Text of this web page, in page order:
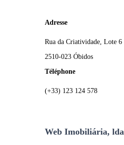
Adresse
Rua da Criatividade, Lote 6
2510-023 Óbidos
Téléphone
(+33) 123 124 578
Web Imobiliária, lda